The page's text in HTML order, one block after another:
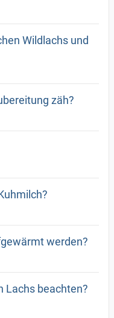
Wildlachs und
zäh?
werden?
Lachs beachten?